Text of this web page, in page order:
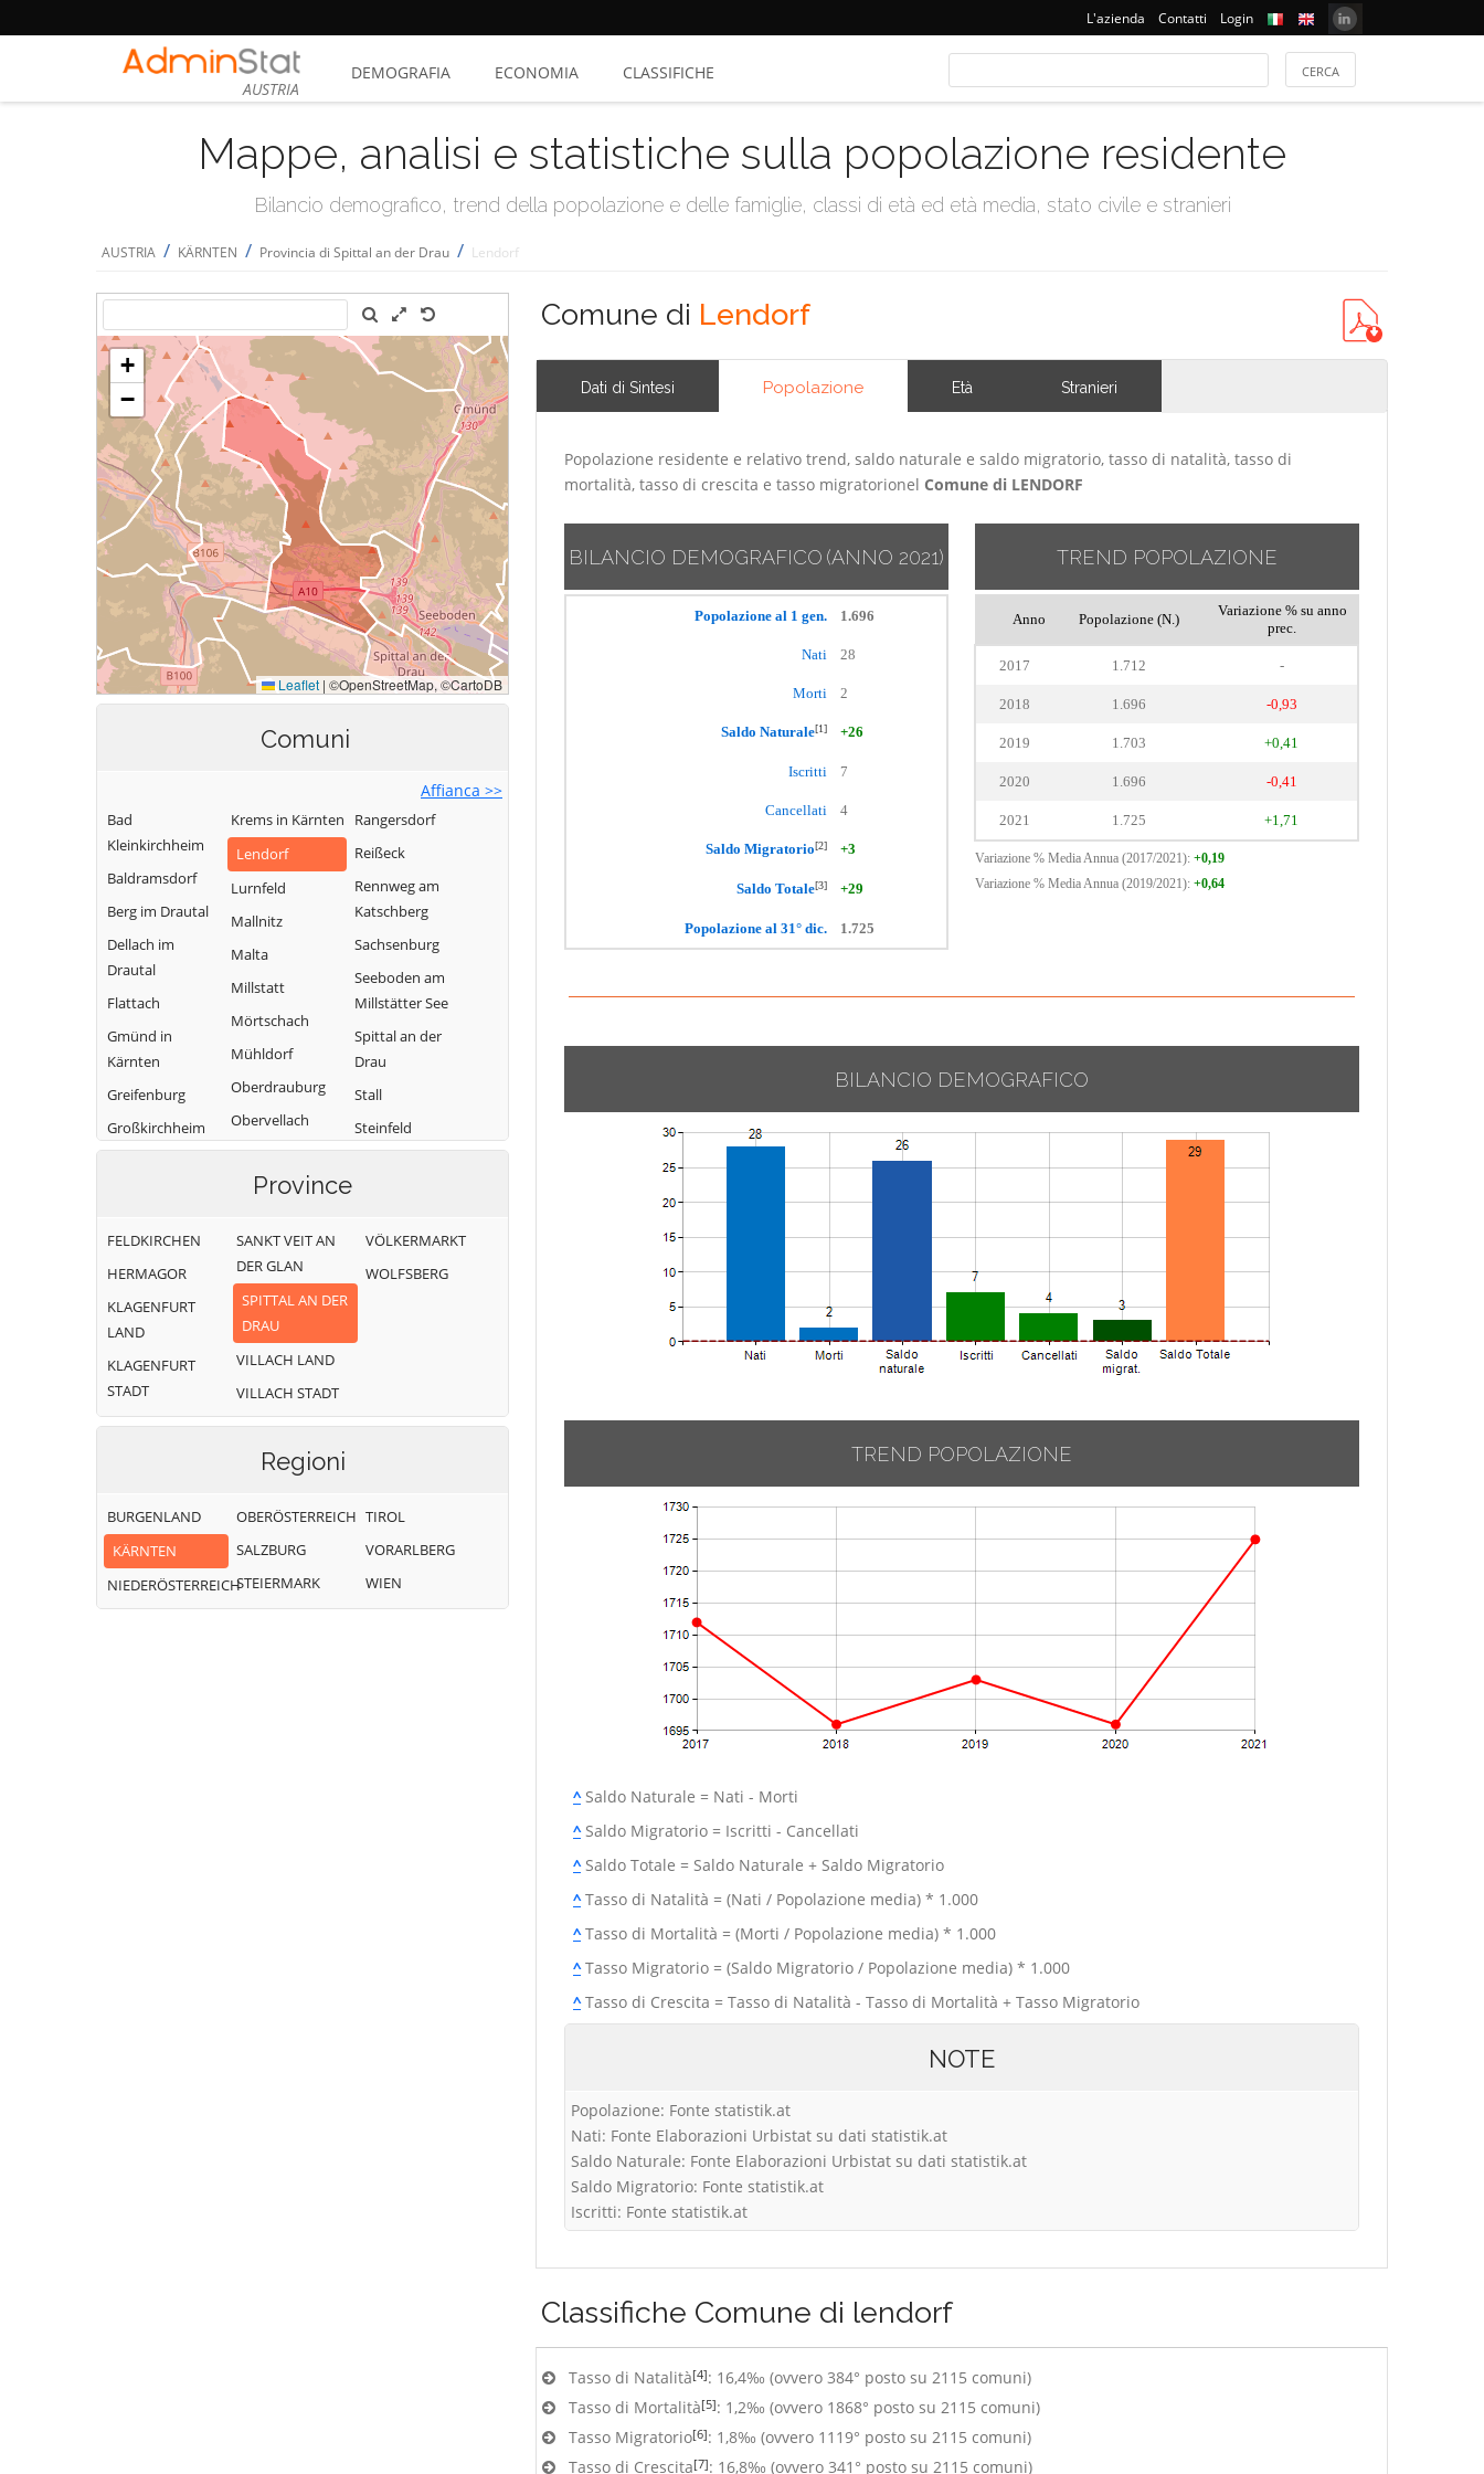
L'azienda Contatti Login
AUSTRIA
DEMOGRAFIA ECONOMIA CLASSIFICHE
Mappe, analisi e statistiche sulla popolazione residente
Bilancio demografico, trend della popolazione e delle famiglie, classi di età ed età media, stato civile e stranieri
AUSTRIA / KÄRNTEN / Provincia di Spittal an der Drau / Lendorf
Comuni
Affianca >>
Bad
Kleinkirchheim
Baldramsdorf
Berg im Drautal
Dellach im
Drautal
Flattach
Gmünd in
Kärnten
Greifenburg
Großkirchheim
Kleblach-Lind
Krems in Kärnten
Lendorf
Lurnfeld
Mallnitz
Malta
Millstatt
Mörtschach
Mühldorf
Oberdrauburg
Obervellach
Radenthein
Rangersdorf
Reißeck
Rennweg am
Katschberg
Sachsenburg
Seeboden am
Millstätter See
Spittal an der
Drau
Stall
Steinfeld
Province
FELDKIRCHEN
HERMAGOR
KLAGENFURT
LAND
KLAGENFURT
STADT
SANKT VEIT AN
DER GLAN
SPITTAL AN DER
DRAU
VILLACH LAND
VILLACH STADT
VÖLKERMARKT
WOLFSBERG
Regioni
BURGENLAND
KÄRNTEN
NIEDERÖSTERREICH
OBERÖSTERREICH
SALZBURG
STEIERMARK
TIROL
VORARLBERG
WIEN
Comune di Lendorf
Dati di Sintesi Popolazione Età Stranieri
Popolazione residente e relativo trend, saldo naturale e saldo migratorio, tasso di natalità, tasso di
mortalità, tasso di crescita e tasso migratorionel Comune di LENDORF
BILANCIO DEMOGRAFICO (ANNO 2021)
Popolazione al 1 gen. 1.696
Nati 28
Morti 2
Saldo Naturale[1] +26
Iscritti 7
Cancellati 4
Saldo Migratorio[2] +3
Saldo Totale[3] +29
Popolazione al 31° dic. 1.725
TREND POPOLAZIONE
Anno Popolazione (N.)
Variazione % su anno
prec.
2017 1.712 -
2018 1.696 -0,93
2019 1.703 +0,41
2020 1.696 -0,41
2021 1.725 +1,71
Variazione % Media Annua (2017/2021): +0,19
Variazione % Media Annua (2019/2021): +0,64
BILANCIO DEMOGRAFICO
TREND POPOLAZIONE
^Saldo Naturale = Nati - Morti
^Saldo Migratorio = Iscritti - Cancellati
^Saldo Totale = Saldo Naturale + Saldo Migratorio
^Tasso di Natalità = (Nati / Popolazione media) * 1.000
^Tasso di Mortalità = (Morti / Popolazione media) * 1.000
^Tasso Migratorio = (Saldo Migratorio / Popolazione media) * 1.000
^Tasso di Crescita = Tasso di Natalità - Tasso di Mortalità + Tasso Migratorio
NOTE
Popolazione: Fonte statistik.at
Nati: Fonte Elaborazioni Urbistat su dati statistik.at
Saldo Naturale: Fonte Elaborazioni Urbistat su dati statistik.at
Saldo Migratorio: Fonte statistik.at
Iscritti: Fonte statistik.at
Classifiche Comune di lendorf
Tasso di Natalità[4]: 16,4‰ (ovvero 384° posto su 2115 comuni)
Tasso di Mortalità[5]: 1,2‰ (ovvero 1868° posto su 2115 comuni)
Tasso Migratorio[6]: 1,8‰ (ovvero 1119° posto su 2115 comuni)
Tasso di Crescita[7]: 16,8‰ (ovvero 341° posto su 2115 comuni)